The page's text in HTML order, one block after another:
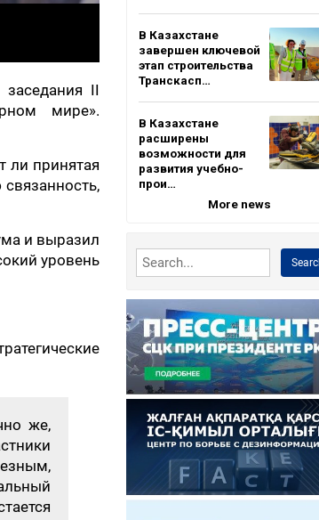
II
мире».
ли принятая
и выразил
уровень
же,
В Казахстане
завершен ключевой
этап строительства
Транскасп…
В Казахстане
расширены
возможности для
развития учебно-
прои…
More news